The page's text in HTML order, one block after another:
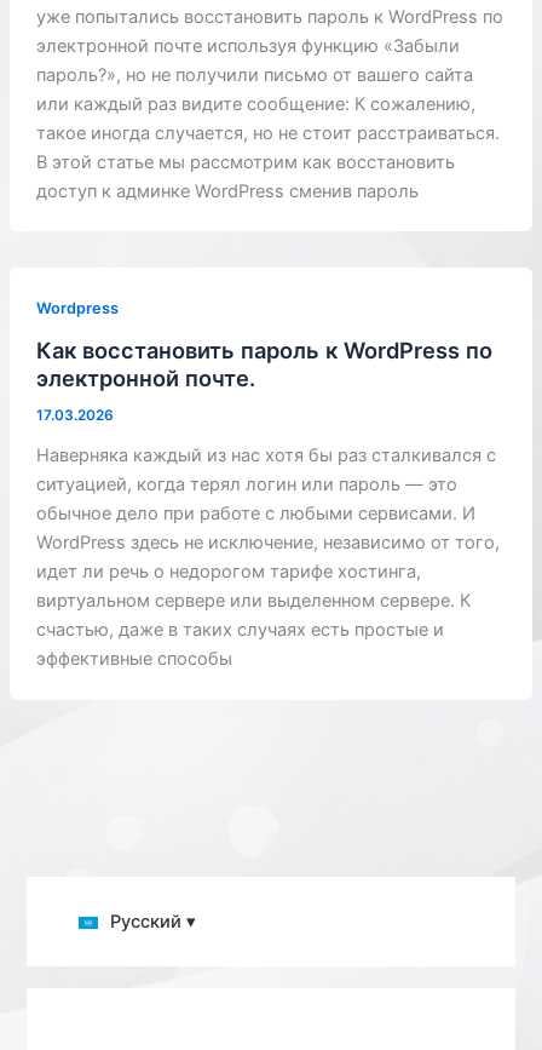
уже попытались восстановить пароль к WordPress по
электронной почте используя функцию «Забыли
пароль?», но не получили письмо от вашего сайта
или каждый раз видите сообщение: К сожалению,
такое иногда случается, но не стоит расстраиваться.
В этой статье мы рассмотрим как восстановить
доступ к админке WordPress сменив пароль
Wordpress
Как восстановить пароль к WordPress по
электронной почте.
17.03.2026
Наверняка каждый из нас хотя бы раз сталкивался с
ситуацией, когда терял логин или пароль — это
обычное дело при работе с любыми сервисами. И
WordPress здесь не исключение, независимо от того,
идет ли речь о недорогом тарифе хостинга,
виртуальном сервере или выделенном сервере. К
счастью, даже в таких случаях есть простые и
эффективные способы
Русский ▾